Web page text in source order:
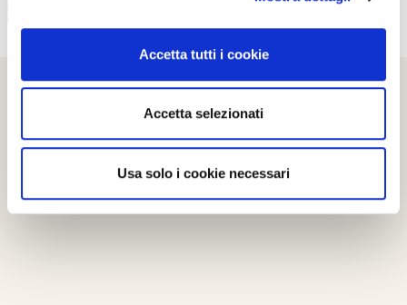
Accetta tutti i cookie
Accetta selezionati
Usa solo i cookie necessari